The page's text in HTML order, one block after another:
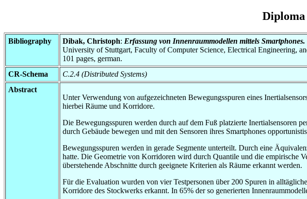
Diploma
Bibliography Dibak, Christoph: Erfassung von Innenraummodellen mittels Smartphones.
University of Stuttgart, Faculty of Computer Science, Electrical Engineering,
101 pages, german.
CR-Schema
C.2.4 (Distributed Systems)
Abstract
Unter Verwendung von aufgezeichneten Bewegungsspuren eines
hierbei Räume und Korridore.
Die Bewegungsspuren werden durch auf dem Fuß platzierte Inertialsensoren
durch Gebäude bewegen und mit den Sensoren ihres Smartphones
Bewegungsspuren werden in gerade Segmente unterteilt. Durch eine
hatte. Die Geometrie von Korridoren wird durch Quantile und die empirische
überstehende Abschnitte durch geeignete Kriterien als Räume erkannt werden.
Für die Evaluation wurden von vier Testpersonen über 200 Spuren in
Korridore des Stockwerks erkannt. In 65% der so generierten